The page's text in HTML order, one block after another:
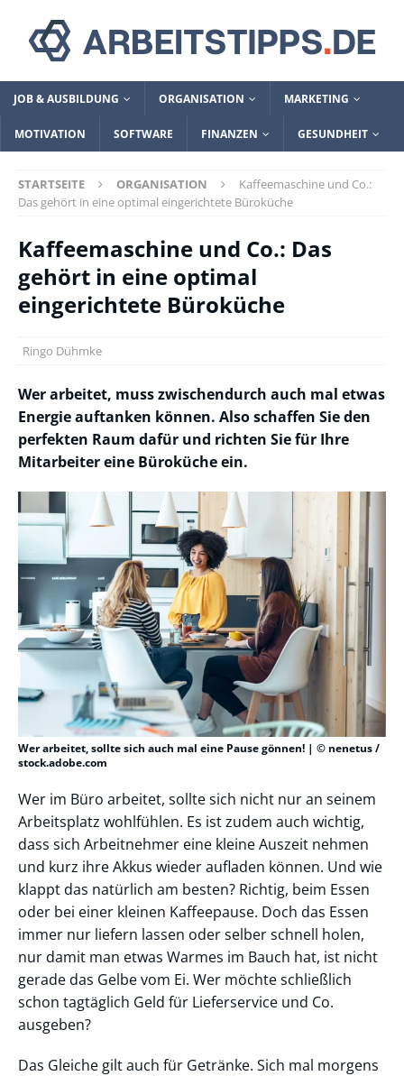
JOB & AUSBILDUNG ORGANISATION MARKETING
MOTIVATION SOFTWARE FINANZEN GESUNDHEIT
STARTSEITE ORGANISATION
Kaffeemaschine und Co.:
Das gehört in eine optimal eingerichtete Büroküche
Kaffeemaschine und Co.: Das
gehört in eine optimal
eingerichtete Büroküche
Ringo Dühmke
Wer arbeitet, muss zwischendurch auch mal etwas
Energie auftanken können. Also schaffen Sie den
perfekten Raum dafür und richten Sie für Ihre
Mitarbeiter eine Büroküche ein.
Wer arbeitet, sollte sich auch mal eine Pause gönnen! | © nenetus /
stock.adobe.com
Wer im Büro arbeitet, sollte sich nicht nur an seinem
Arbeitsplatz wohlfühlen. Es ist zudem auch wichtig,
dass sich Arbeitnehmer eine kleine Auszeit nehmen
und kurz ihre Akkus wieder aufladen können. Und wie
klappt das natürlich am besten? Richtig, beim Essen
oder bei einer kleinen Kaffeepause. Doch das Essen
immer nur liefern lassen oder selber schnell holen,
nur damit man etwas Warmes im Bauch hat, ist nicht
gerade das Gelbe vom Ei. Wer möchte schließlich
schon tagtäglich Geld für Lieferservice und Co.
ausgeben?
Das Gleiche gilt auch für Getränke. Sich mal morgens